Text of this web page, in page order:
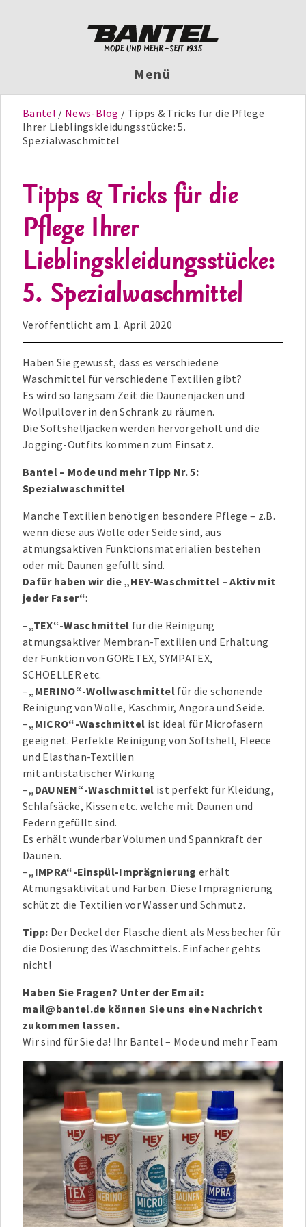
Menü
Bantel News-Blog
Tipps & Tricks für die Pflege
Ihrer Lieblingskleidungsstücke: 5.
Spezialwaschmittel
Tipps & Tricks für die
Pflege Ihrer
Lieblingskleidungsstücke:
5. Spezialwaschmittel
Veröffentlicht am 1. April 2020
Haben Sie gewusst, dass es verschiedene
Waschmittel für verschiedene Textilien gibt?
Es wird so langsam Zeit die Daunenjacken und
Wollpullover in den Schrank zu räumen.
Die Softshelljacken werden hervorgeholt und die
Jogging-Outfits kommen zum Einsatz.
Bantel – Mode und mehr Tipp Nr. 5:
Spezialwaschmittel
Manche Textilien benötigen besondere Pflege – z.B.
wenn diese aus Wolle oder Seide sind, aus
atmungsaktiven Funktionsmaterialien bestehen
oder mit Daunen gefüllt sind.
Dafür haben wir die „HEY-Waschmittel – Aktiv mit
jeder Faser“:
–„TEX“-Waschmittel für die Reinigung
atmungsaktiver Membran-Textilien und Erhaltung
der Funktion von GORETEX, SYMPATEX,
SCHOELLER etc.
–„MERINO“-Wollwaschmittel für die schonende
Reinigung von Wolle, Kaschmir, Angora und Seide.
–„MICRO“-Waschmittel ist ideal für Microfasern
geeignet. Perfekte Reinigung von Softshell, Fleece
und Elasthan-Textilien
mit antistatischer Wirkung
–„DAUNEN“-Waschmittel ist perfekt für Kleidung,
Schlafsäcke, Kissen etc. welche mit Daunen und
Federn gefüllt sind.
Es erhält wunderbar Volumen und Spannkraft der
Daunen.
–„IMPRA“-Einspül-Imprägnierung erhält
Atmungsaktivität und Farben. Diese Imprägnierung
schützt die Textilien vor Wasser und Schmutz.
Tipp: Der Deckel der Flasche dient als Messbecher für
die Dosierung des Waschmittels. Einfacher gehts
nicht!
Haben Sie Fragen? Unter der Email:
mail@bantel.de können Sie uns eine Nachricht
zukommen lassen.
Wir sind für Sie da! Ihr Bantel – Mode und mehr Team